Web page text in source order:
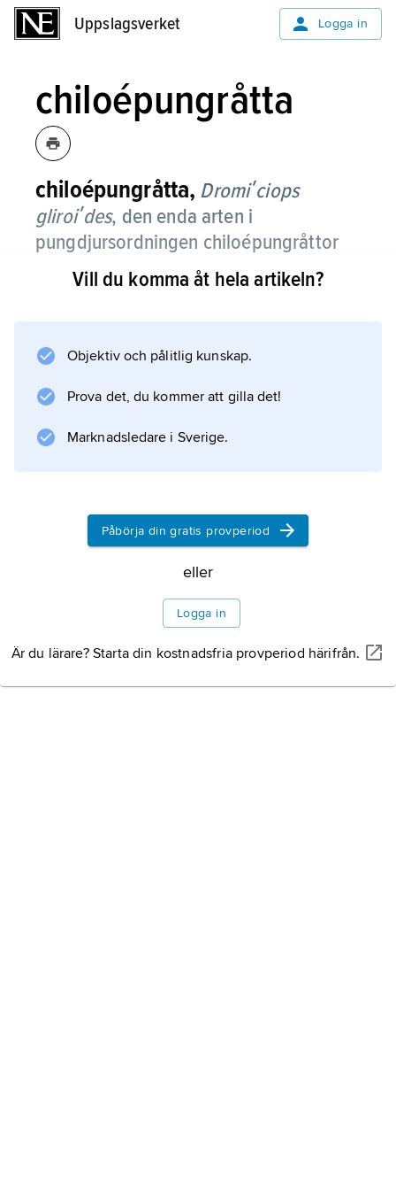
Uppslagsverket Logga in
chiloépungråtta
chiloépungråtta, Dromiʹciops
gliroiʹdes, den enda arten i
pungdjursordningen chiloépungråttor
Microbiotheriʹidae ).
gråbrun på djurets ovansida och brungul
mejselformiga. Arten är nattaktiv och har
därför mycket stora ögon. Födan består av
insekter och andra ryggradslösa djur.
Information om artikeln
Vill du komma åt hela artikeln?
Objektiv och pålitlig kunskap.
Prova det, du kommer att gilla det!
Marknadsledare i Sverige.
Påbörja din gratis provperiod
eller
Logga in
Är du lärare? Starta din kostnadsfria provperiod härifrån.